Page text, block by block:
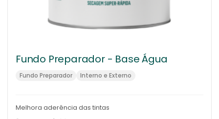
Fundo Preparador - Base Água
Fundo Preparador Interno e Externo
Melhora aderência das tintas